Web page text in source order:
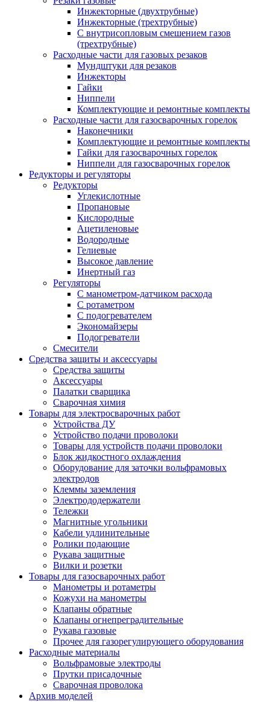
Инжекторные (двухтрубные)
Инжекторные (трехтрубные)
С внутрисопловым смешением газов
(трехтрубные)
Расходные части для газовых резаков
Мундштуки для резаков
Инжекторы
Гайки
Ниппели
Комплектующие и ремонтные комплекты
Расходные части для газосварочных горелок
Наконечники
Комплектующие и ремонтные комплекты
Гайки для газосварочных горелок
Ниппели для газосварочных горелок
Редукторы и регуляторы
Редукторы
Углекислотные
Пропановые
Кислородные
Ацетиленовые
Водородные
Гелиевые
Высокое давление
Инертный газ
Регуляторы
С манометром-датчиком расхода
С ротаметром
С подогревателем
Экономайзеры
Подогреватели
Смесители
Средства защиты и аксессуары
Средства защиты
Аксессуары
Палатки сварщика
Сварочная химия
Товары для электросварочных работ
Устройства ДУ
Устройство подачи проволоки
Товары для устройств подачи проволоки
Блок жидкостного охлаждения
Оборудование для заточки вольфрамовых
электродов
Клеммы заземления
Электрододержатели
Тележки
Магнитные угольники
Кабели удлинительные
Ролики подающие
Рукава защитные
Вилки и розетки
Товары для газосварочных работ
Манометры и ротаметры
Кожухи на манометры
Клапаны обратные
Клапаны огнепреградительные
Рукава газовые
Прочее для газорегулирующего оборудования
Расходные материалы
Вольфрамовые электроды
Прутки присадочные
Сварочная проволока
Архив моделей